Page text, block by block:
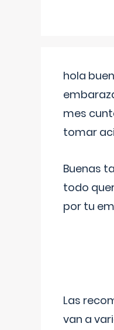
hola
mes
tomar
Buenas
todo
por tu
Las
van a